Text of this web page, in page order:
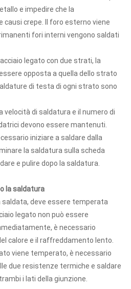
e impedire che la
causi crepe. Il foro esterno viene
fori interni vengono saldati
legato con due strati, la
opposta a quella dello strato
di testa di ogni strato sono
velocità di saldatura e il numero di
devono essere mantenuti.
iniziare a saldare dalla
la saldatura sulla scheda
e pulire dopo la saldatura.
la saldatura
saldata, deve essere temperata
legato non può essere
è necessario
calore e il raffreddamento lento.
viene temperato, è necessario
due resistenze termiche e saldare
i lati della giunzione.